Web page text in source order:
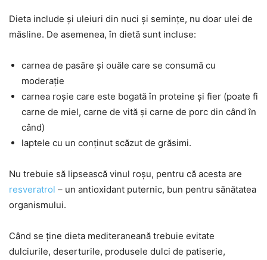
Dieta include și uleiuri din nuci și semințe, nu doar ulei de
măsline. De asemenea, în dietă sunt incluse:
carnea de pasăre și ouăle care se consumă cu
moderație
carnea roșie care este bogată în proteine și fier (poate fi
carne de miel, carne de vită și carne de porc din când în
când)
laptele cu un conținut scăzut de grăsimi.
Nu trebuie să lipsească vinul roșu, pentru că acesta are
resveratrol – un antioxidant puternic, bun pentru sănătatea
organismului.
Când se ține dieta mediteraneană trebuie evitate
dulciurile, deserturile, produsele dulci de patiserie,